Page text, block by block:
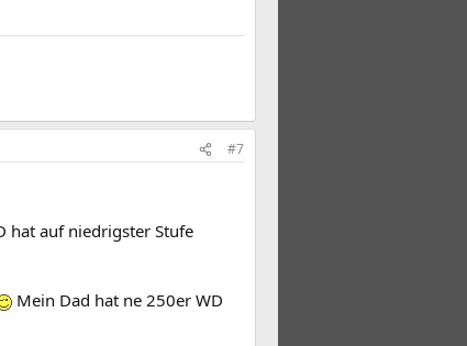
#7
hat auf niedrigster Stufe
Mein Dad hat ne 250er WD